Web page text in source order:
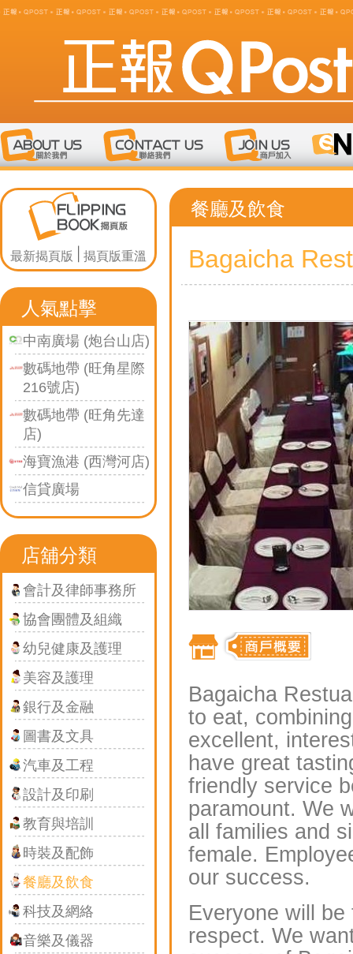
最新揭頁版 揭頁版重溫
人氣點擊
中南廣場 (炮台山店)
數碼地帶 (旺角星際
216號店)
數碼地帶 (旺角先達
店)
海寶漁港 (西灣河店)
信貸廣場
店舖分類
會計及律師事務所
協會團體及組織
幼兒健康及護理
美容及護理
銀行及金融
圖書及文具
汽車及工程
設計及印刷
教育與培訓
時裝及配飾
餐廳及飲食
科技及網絡
音樂及儀器
餐廳及飲食
Bagaicha
Bagaicha
to eat,
excellent,
have great
friendly service
paramount. We
all families and
female.
our success.
Everyone will
respect. We